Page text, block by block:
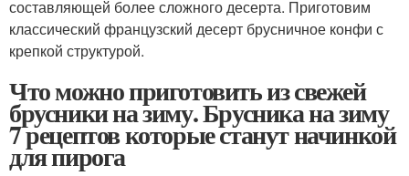
составляющей более сложного десерта. Приготовим
классический французский десерт брусничное конфи с
крепкой структурой.
Что можно приготовить из свежей
брусники на зиму. Брусника на зиму
7 рецептов которые станут начинкой
для пирога